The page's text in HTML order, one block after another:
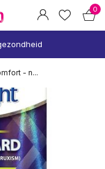
0
- n...